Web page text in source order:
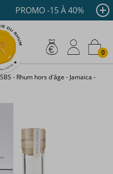
€ Livraison offerte
PROMO -15 À 40%
0
SBS - Rhum hors d'âge - Jamaica -